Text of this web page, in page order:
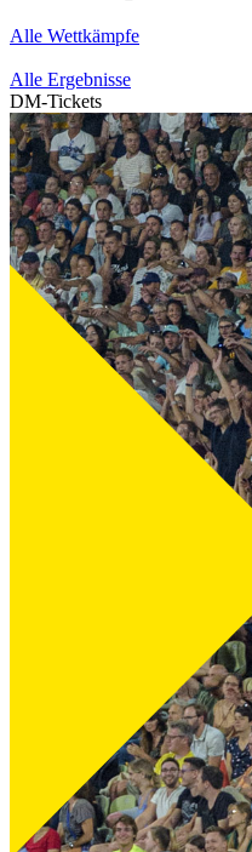
Alle Wettkämpfe
Alle Ergebnisse
DM-Tickets